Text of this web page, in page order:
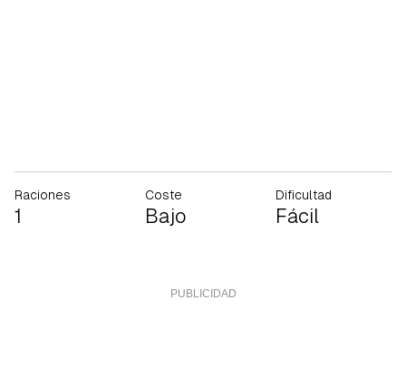
Raciones
1
Coste
Bajo
Dificultad
Fácil